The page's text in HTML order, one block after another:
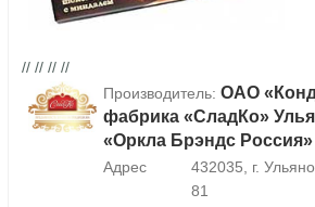
// // // //
Производитель: ОАО
фабрика «СладКо»
«Оркла Брэндс Россия»
Адрес
432035, г.
81